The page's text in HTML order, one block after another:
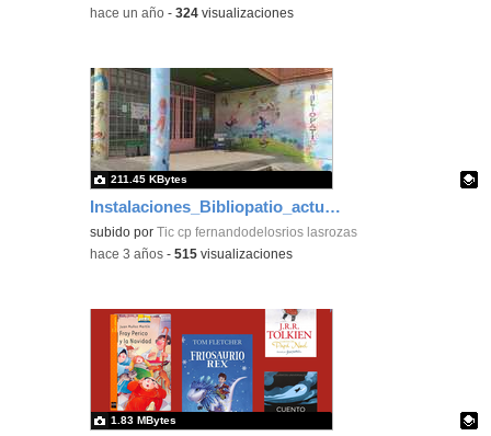
-hace un año -324 visualizaciones
Instalaciones_Bibliopatio_actualizado_CEIP FDLR_las Rozas
Contenido educativo.
subido por Tic cp fernandodelosrios lasrozas
211.45 KBytes
-hace 3 años -515 visualizaciones
1.83 MBytes